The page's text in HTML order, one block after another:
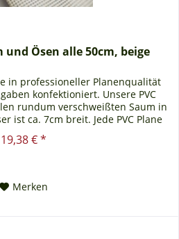
und Ösen alle 50cm, beige
in professioneller Planenqualität
konfektioniert. Unsere PVC
rundum verschweißten Saum in
ist ca. 7cm breit. Jede PVC Plane
19,38 € *
Merken